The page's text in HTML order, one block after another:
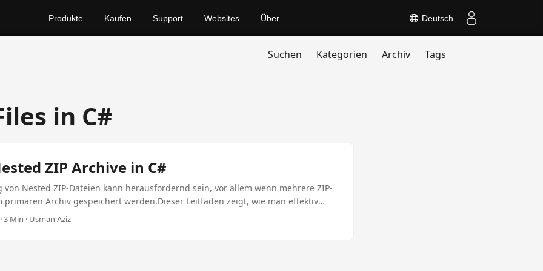
Deutsch
Produkte Kaufen Support Websites Über
Suchen Kategorien Archiv Tags
in C#
ZIP Archive in C#
von Nested ZIP-Dateien kann herausfordernd sein, vor allem wenn mehrere ZIP-
primären Archiv gespeichert werden.Dieser Leitfaden zeigt, wie man effektiv
in C# mit dem Aspose-Plugin für das Seamless-Dateienmanagement extrahiert,
3 Min · Usman Aziz